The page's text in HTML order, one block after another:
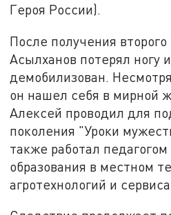
Героя России).
После получения
Асылханов потерял ногу
демобилизован.
он нашел себя в мирной
Алексей проводил для
поколения "Уроки
также работал
образования в местном
агротехнологий и сервиса.